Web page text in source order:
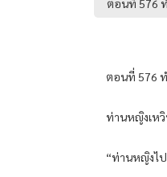
ตอนที่ 576 ท
ท่านหญิงเหวิ
“ท่านหญิงไป